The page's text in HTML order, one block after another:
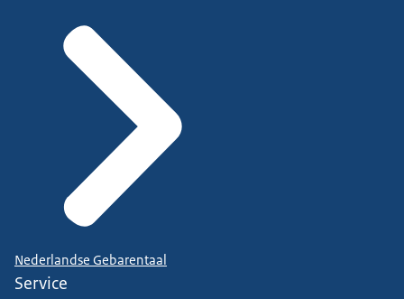
Nederlandse Gebarentaal
Service